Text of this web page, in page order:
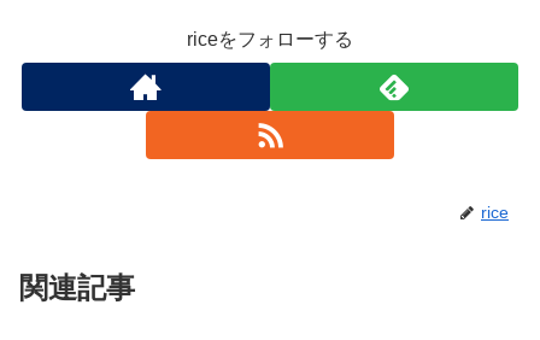
riceをフォローする
rice
関連記事